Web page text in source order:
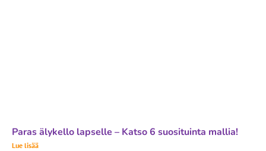
Paras älykello lapselle – Katso 6 suosituinta mallia!
Lue lisää